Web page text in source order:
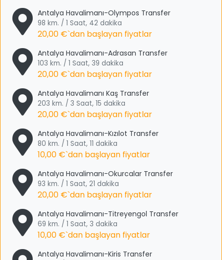
Antalya Havalimanı-Olympos Transfer
98 km. / 1 Saat, 42 dakika
20,00 €`dan başlayan fiyatlar
Antalya Havalimanı-Adrasan Transfer
103 km. / 1 Saat, 39 dakika
20,00 €`dan başlayan fiyatlar
Antalya Havalimanı Kaş Transfer
203 km. / 3 Saat, 15 dakika
20,00 €`dan başlayan fiyatlar
Antalya Havalimanı-Kızılot Transfer
80 km. / 1 Saat, 11 dakika
10,00 €`dan başlayan fiyatlar
Antalya Havalimanı-Okurcalar Transfer
93 km. / 1 Saat, 21 dakika
20,00 €`dan başlayan fiyatlar
Antalya Havalimanı-Titreyengol Transfer
69 km. / 1 Saat, 3 dakika
10,00 €`dan başlayan fiyatlar
Antalya Havalimanı-Kiris Transfer